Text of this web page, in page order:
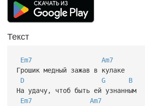
Текст
Em7
Am7
Грошик медный зажав в кулаке
D
G
B
На удачу, чтоб быть ей узнанным
Em7
Am7